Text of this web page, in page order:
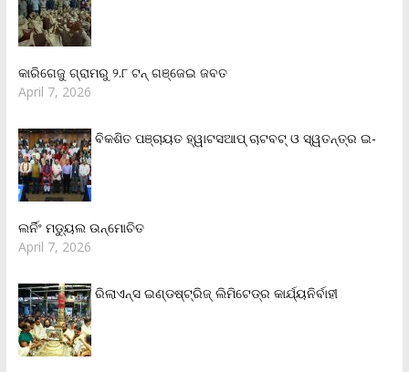
କାରିଗେଜୁ ଗ୍ରାମରୁ ୨.୮ ଟନ୍ ଗଞ୍ଜେଇ ଜବତ
April 7, 2026
ବିକଶିତ ପଞ୍ଚାୟତ ହ୍ୱାଟସଆପ୍ ଚାଟବଟ୍ ଓ ସ୍ୱତନ୍ତ୍ର ଇ-
ଲର୍ନିଂ ମଡ୍ୟୁଲ ଉନ୍ମୋଚିତ
April 7, 2026
ରିଲାଏନ୍‌ସ ଇଣ୍ଡଷ୍ଟ୍ରିଜ୍ ଲିମିଟେଡ୍‌ର କାର୍ଯ୍ୟନିର୍ବାହୀ